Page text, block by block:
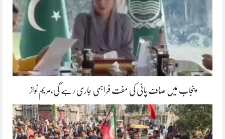
پنجاب میں صاف پانی کی مفت فراہمی جاری رہے گی،مریم نواز